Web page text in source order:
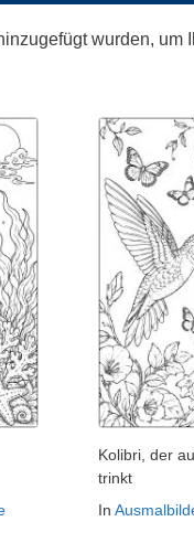
wurden, um
Kolibri, der
trinkt
In